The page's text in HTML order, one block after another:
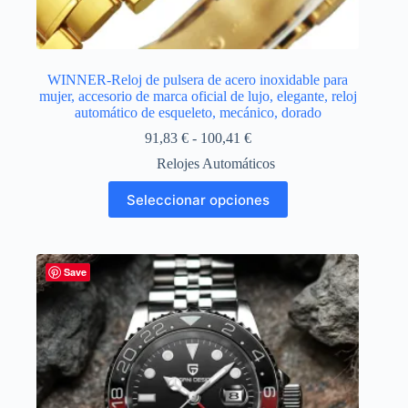
WINNER-Reloj de pulsera de acero inoxidable para
mujer, accesorio de marca oficial de lujo, elegante, reloj
automático de esqueleto, mecánico, dorado
91,83 € - 100,41 €Rango
precios:
desde
91,83 €
hasta
Relojes Automáticos
Seleccionar opciones
producto
tiene
variantes.
Las
opciones
se
pueden
elegir
en
la
página
de
Save